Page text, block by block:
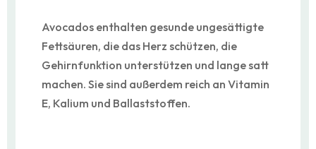
Avocados enthalten gesunde ungesättigte
Fettsäuren, die das Herz schützen, die
Gehirnfunktion unterstützen und lange satt
machen. Sie sind außerdem reich an Vitamin
E, Kalium und Ballaststoffen.